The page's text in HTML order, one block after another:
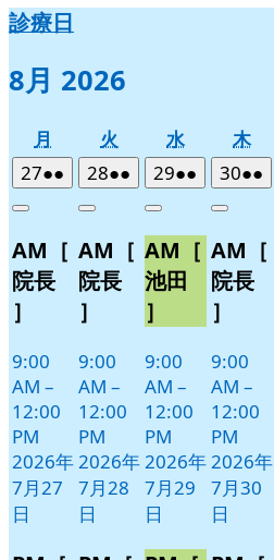
診療日
8月 2026
月
曜
日
火
曜
日
水水
曜
日
木木
曜
日
272026
年
月
27
日
●●
件
イ
ベ
ト)
Close
AM［
院長
］
9:00
AM –
12:00
PM
2026年
7月27
日
282026
年
月
28
日
●●
件
イ
ベ
ト)
Close
AM［
院長
］
9:00
AM –
12:00
PM
2026年
7月28
日
292026
年
月
29
日
●●
件
イ
ベ
ト)
Close
AM［
池田
］
9:00
AM –
12:00
PM
2026年
7月29
日
302026
年
月
30
日
●●
件
イ
Close
AM［
院長
］
9:00
AM –
12:00
PM
2026年
7月30
日